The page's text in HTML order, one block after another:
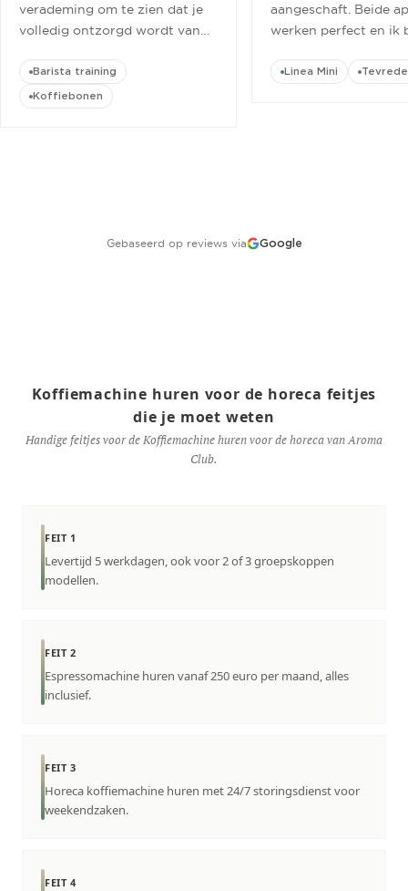
verademing om te zien dat je
volledig ontzorgd wordt van
cursus.”
Barista training
Koffiebonen
aangeschaft. Beide
werken perfect en ik
Linea Mini
Gebaseerd op reviews via Google
Koffiemachine huren voor de horeca feitjes
die je moet weten
Handige feitjes voor de Koffiemachine huren voor de horeca van Aroma
Club.
FEIT 1
Levertijd 5 werkdagen, ook voor 2 of 3 groepskoppen
modellen.
FEIT 2
Espressomachine huren vanaf 250 euro per maand, alles
inclusief.
FEIT 3
Horeca koffiemachine huren met 24/7 storingsdienst voor
weekendzaken.
FEIT 4